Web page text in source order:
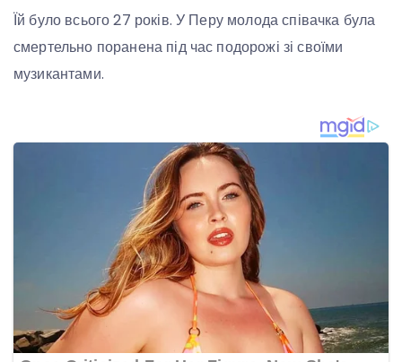
Їй було всього 27 років. У Перу молода співачка була
смертельно поранена під час подорожі зі своїми
музикантами.